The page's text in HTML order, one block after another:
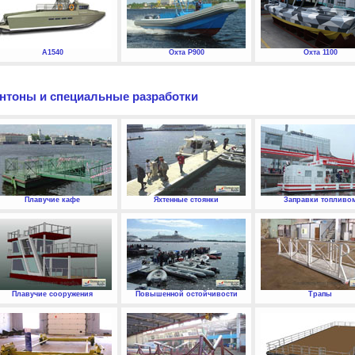
А1540 Охта P900 Охта 1100
и специальные разработки
Плавучие кафе Яхтенные стоянки Заправки
Плавучие сооружения Повышенной остойчивости Трапы